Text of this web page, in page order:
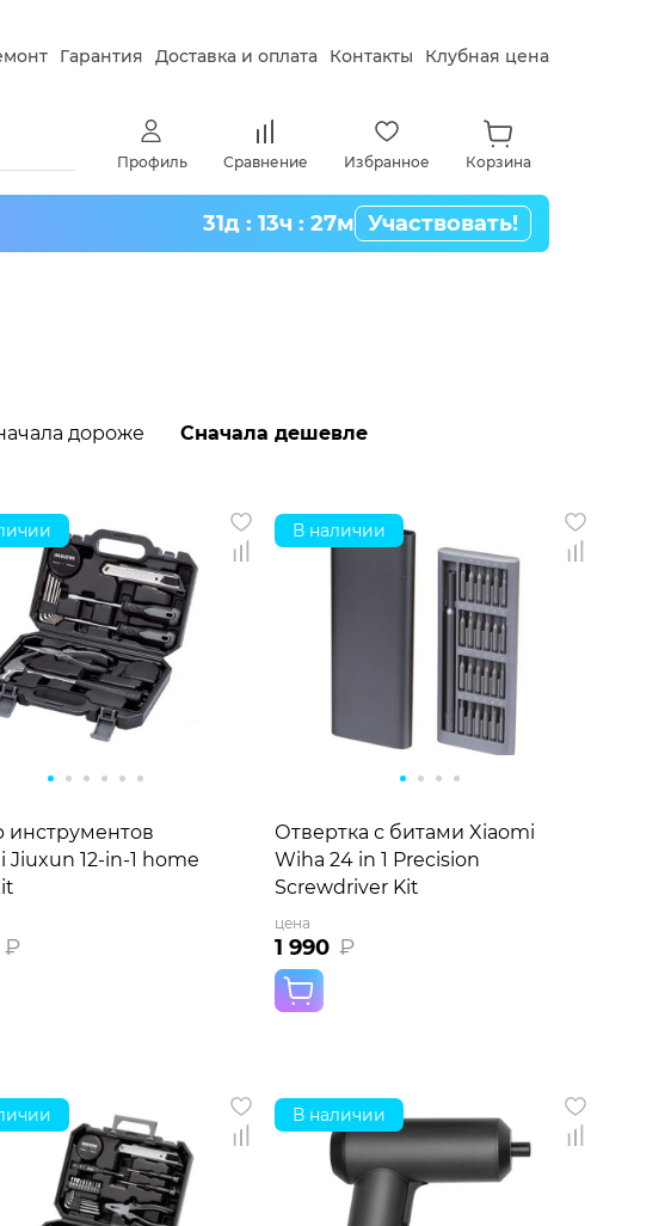
Гарантия Доставка и оплата Контакты Клубная цена
Профиль Сравнение Избранное Корзина
31д : 13ч : 27м Участвовать!
дороже Сначала дешевле
инструментов
Jiuxun 12-in-1 home
₽
В наличии
Отвертка с битами Xiaomi
Wiha 24 in 1 Precision
Screwdriver Kit
цена
1 990 ₽
В наличии